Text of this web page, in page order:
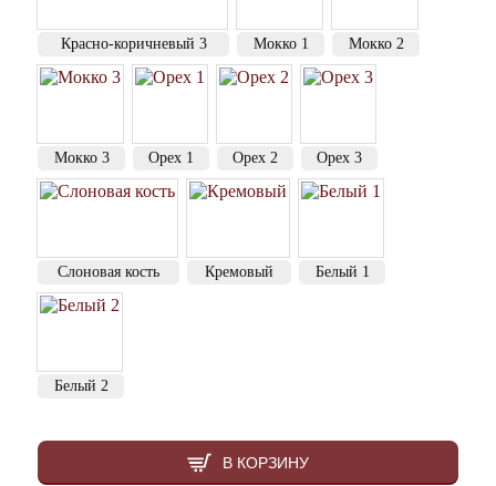
Красно-коричневый 3 Мокко 1 Мокко 2
Мокко 3 Орех 1 Орех 2 Орех 3
Слоновая кость Кремовый Белый 1
Белый 2
В КОРЗИНУ